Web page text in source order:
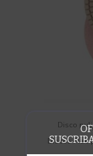
Disco
Discos Flexi